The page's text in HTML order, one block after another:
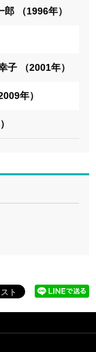
（1996年）
子 （2001年）
年）